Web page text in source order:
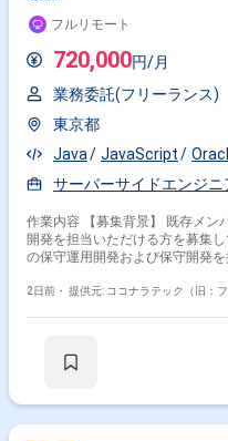
フルリモート
720,000円/月
業務委託(フリーランス)
東京都
Java
JavaScript
サーバーサイドエンジニ
作業内容 【募集背景】 既存メン
開発を担当いただける方を募集しています。 【作業内
の保守運用開発および保守開発を担当いただ
務を推進できる方を求めています。 【ポジションの魅力】 大規模
2日前・ 提供元: ココナラテック（旧：